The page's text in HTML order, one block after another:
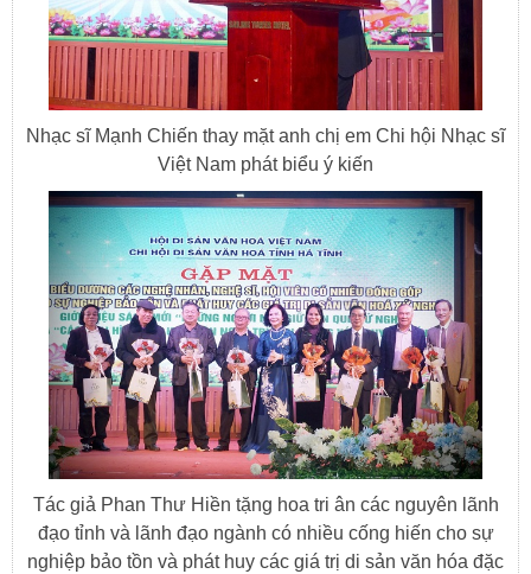
Nhạc sĩ Mạnh Chiến thay mặt anh chị em Chi hội Nhạc sĩ
Việt Nam phát biểu ý kiến
Tác giả Phan Thư Hiền tặng hoa tri ân các nguyên lãnh
đạo tỉnh và lãnh đạo ngành có nhiều cống hiến cho sự
nghiệp bảo tồn và phát huy các giá trị di sản văn hóa đặc